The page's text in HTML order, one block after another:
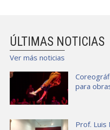
ÚLTIMAS NOTICIAS
Ver más noticias
para
Prof. Luis